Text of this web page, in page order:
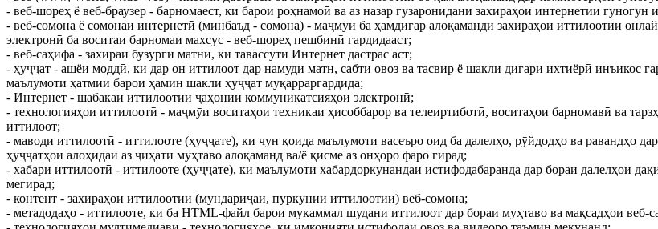
- веб-шореҳ ё веб-браузер - барномаест, ки барои роҳнамоӣ ва аз назар гузаронидани захираҳои интернетии гуногун
- веб-сомона ё сомонаи интернетӣ (минбаъд - сомона) - маҷмӯи ба ҳамдигар алоқаманди захираҳои иттилоотии
электронӣ ба воситаи барномаи махсус - веб-шореҳ пешбинӣ гардидааст;
- веб-саҳифа - захираи бузурги матнӣ, ки тавассути Интернет дастрас аст;
- ҳуҷҷат - ашёи моддӣ, ки дар он иттилоот дар намуди матн, сабти овоз ва тасвир ё шакли дигари ихтиёрӣ инъикос
маълумоти ҳатмии барои ҳамин шакли ҳуҷҷат муқарраргардида;
- Интернет - шабакаи иттилоотии ҷаҳонии коммуникатсияҳои электронӣ;
- технологияҳои иттилоотӣ - маҷмӯи воситаҳои техникаи ҳисоббарор ва телеиртиботӣ, воситаҳои барномавӣ ва
иттилоот;
- маводи иттилоотӣ - иттилооте (ҳуҷҷате), ки чун қоида маълумоти васеъро оид ба далелҳо, рӯйдодҳо ва равандҳо
ҳуҷҷатҳои алоҳидаи аз ҷиҳати муҳтаво алоқаманд ва/ё қисме аз онҳоро фаро гирад;
- хабари иттилоотӣ - иттилооте (ҳуҷҷате), ки маълумоти хабардоркунандаи истифодабаранда дар бораи далелҳои
мегирад;
- контент - захираҳои иттилоотии (мундариҷаи, пуркунии иттилоотии) веб-сомона;
- метадодаҳо - иттилооте, ки ба НТМL-файл барои мукаммал шудани иттилоот дар бораи муҳтаво ва мақсадҳои веб-